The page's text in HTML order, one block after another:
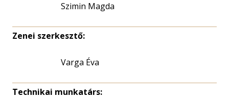
Szimin Magda
Zenei szerkesztő:
Varga Éva
Technikai munkatárs: